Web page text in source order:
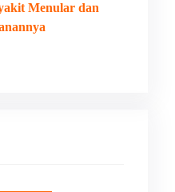
Menular dan